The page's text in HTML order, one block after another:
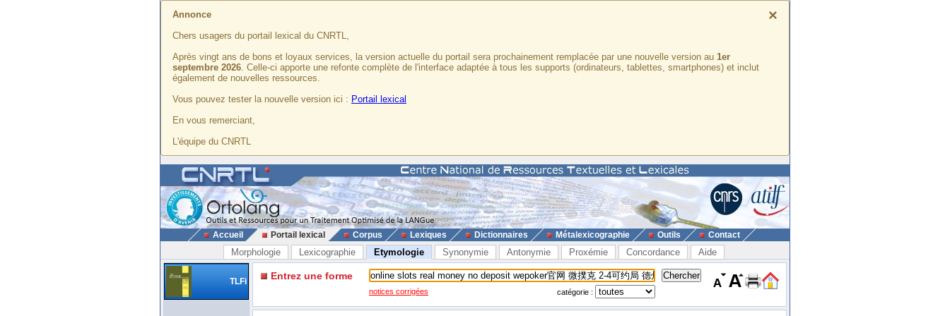
×
Annonce
Chers usagers du portail lexical du CNRTL,
Après vingt ans de bons et loyaux services, la version actuelle du portail sera prochainement remplacée par une nouvelle version au 1er
septembre 2026. Celle-ci apporte une refonte complète de l'interface adaptée à tous les supports (ordinateurs, tablettes, smartphones) et inclut
également de nouvelles ressources.
Vous pouvez tester la nouvelle version ici : Portail lexical
En vous remerciant,
L'équipe du CNRTL
Accueil Portail lexical Corpus Lexiques Dictionnaires Métalexicographie Outils Contact
Morphologie Lexicographie Etymologie Synonymie Antonymie Proxémie Concordance Aide
TLFi Entrez une forme
notices corrigées catégorie :